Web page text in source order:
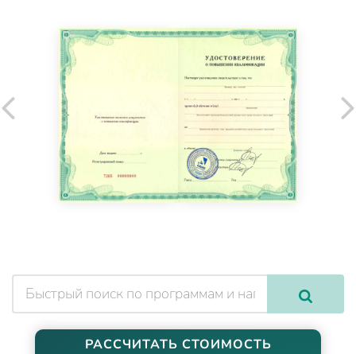
РАССЧИТАТЬ СТОИМОСТЬ